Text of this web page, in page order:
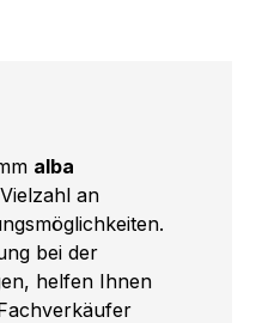
alba
an
bei der
helfen Ihnen